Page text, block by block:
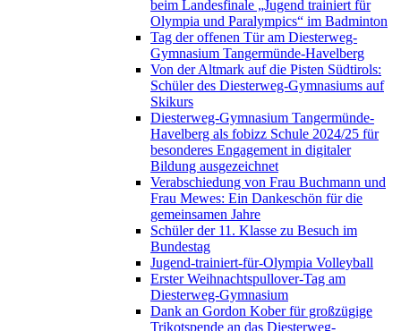
beim Landesfinale „Jugend trainiert für
Olympia und Paralympics“ im Badminton
Tag der offenen Tür am Diesterweg-
Gymnasium Tangermünde-Havelberg
Von der Altmark auf die Pisten Südtirols:
Schüler des Diesterweg-Gymnasiums auf
Skikurs
Diesterweg-Gymnasium Tangermünde-
Havelberg als fobizz Schule 2024/25 für
besonderes Engagement in digitaler
Bildung ausgezeichnet
Verabschiedung von Frau Buchmann und
Frau Mewes: Ein Dankeschön für die
gemeinsamen Jahre
Schüler der 11. Klasse zu Besuch im
Bundestag
Jugend-trainiert-für-Olympia Volleyball
Erster Weihnachtspullover-Tag am
Diesterweg-Gymnasium
Dank an Gordon Kober für großzügige
Trikotspende an das Diesterweg-